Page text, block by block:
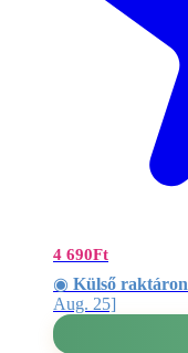
4 690Ft
◉ Külső raktáron
Aug. 25]